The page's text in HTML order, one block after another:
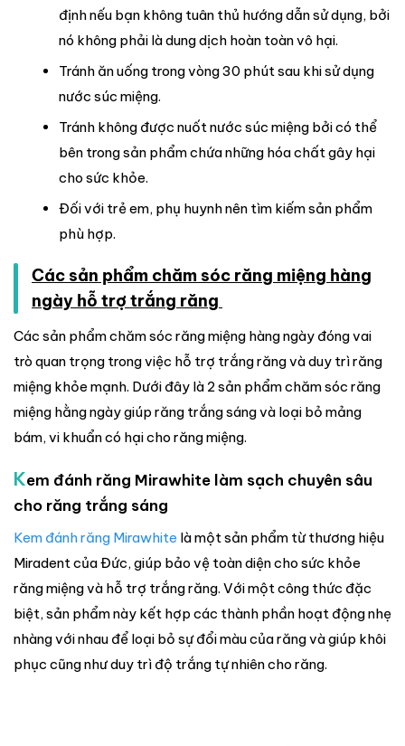
định nếu bạn không tuân thủ hướng dẫn sử dụng, bởi
nó không phải là dung dịch hoàn toàn vô hại.
Tránh ăn uống trong vòng 30 phút sau khi sử dụng
nước súc miệng.
Tránh không được nuốt nước súc miệng bởi có thể
bên trong sản phẩm chứa những hóa chất gây hại
cho sức khỏe.
Đối với trẻ em, phụ huynh nên tìm kiếm sản phẩm
phù hợp.
Các sản phẩm chăm sóc răng miệng hàng
ngày hỗ trợ trắng răng
Các sản phẩm chăm sóc răng miệng hàng ngày đóng vai
trò quan trọng trong việc hỗ trợ trắng răng và duy trì răng
miệng khỏe mạnh. Dưới đây là 2 sản phẩm chăm sóc răng
miệng hằng ngày giúp răng trắng sáng và loại bỏ mảng
bám, vi khuẩn có hại cho răng miệng.
Kem đánh răng Mirawhite làm sạch chuyên sâu
cho răng trắng sáng
Kem đánh răng Mirawhite là một sản phẩm từ thương hiệu
Miradent của Đức, giúp bảo vệ toàn diện cho sức khỏe
răng miệng và hỗ trợ trắng răng. Với một công thức đặc
biệt, sản phẩm này kết hợp các thành phần hoạt động nhẹ
nhàng với nhau để loại bỏ sự đổi màu của răng và giúp khôi
phục cũng như duy trì độ trắng tự nhiên cho răng.